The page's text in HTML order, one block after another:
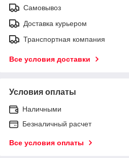
Самовывоз
Доставка курьером
Транспортная компания
Все условия доставки
Условия оплаты
Наличными
Безналичный расчет
Все условия оплаты